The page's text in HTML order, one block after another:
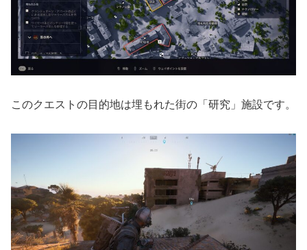
このクエストの目的地は埋もれた街の「研究」施設です。